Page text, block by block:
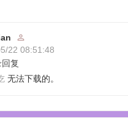
22 08:51:48
复
无法下载的。